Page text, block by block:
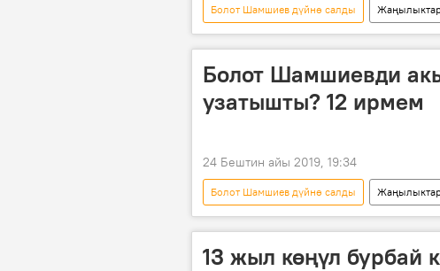
Болот Шамшиев дүйнө салды Жаңылыктар
Болот Шамшиев
тасма
Болот Шамшиевди
узатышты? 12 ирмем
24 Бештин айы 2019, 19:34
Болот Шамшиев дүйнө салды Жаңылыктар
Мультимедиа
Бишкек
13 жыл көңүл бурбай